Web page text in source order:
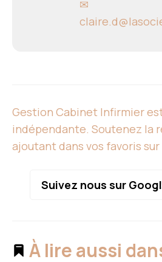
✉
Gestion Cabinet Infirmier
indépendante. Soutenez la
ajoutant dans vos favoris
Suivez nous sur
À lire aussi